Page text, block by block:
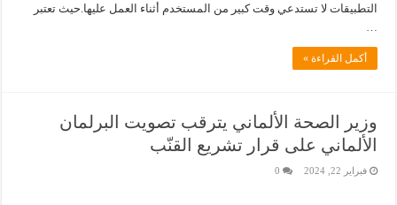
التطبيقات لا تستدعي وقت كبير من المستخدم أثناء العمل عليها.حيث تعتبر
أكمل القراءة »
وزير الصحة الألماني يترقب تصويت البرلمان
الألماني على قرار تشريع القنّب
فبراير 22, 2024 0